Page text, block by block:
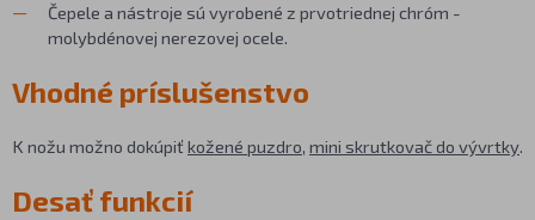
Čepele a nástroje sú vyrobené z prvotriednej chróm -
molybdénovej nerezovej ocele.
Vhodné príslušenstvo
K nožu možno dokúpiť kožené puzdro, mini skrutkovač do vývrtky.
Desať funkcií